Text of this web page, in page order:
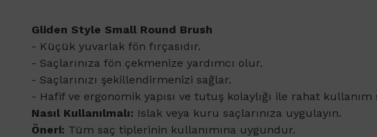
Gliden Style Small Round Brush
- Küçük yuvarlak fön fırçasıdır.
- Saçlarınıza fön çekmenize yardımcı olur.
- Saçlarınızı şekillendirmenizi sağlar.
- Hafif ve ergonomik yapısı ve tutuş kolaylığı ile rahat kullanım
Nasıl Kullanılmalı: Islak veya kuru saçlarınıza uygulayın.
Öneri: Tüm saç tiplerinin kullanımına uygundur.